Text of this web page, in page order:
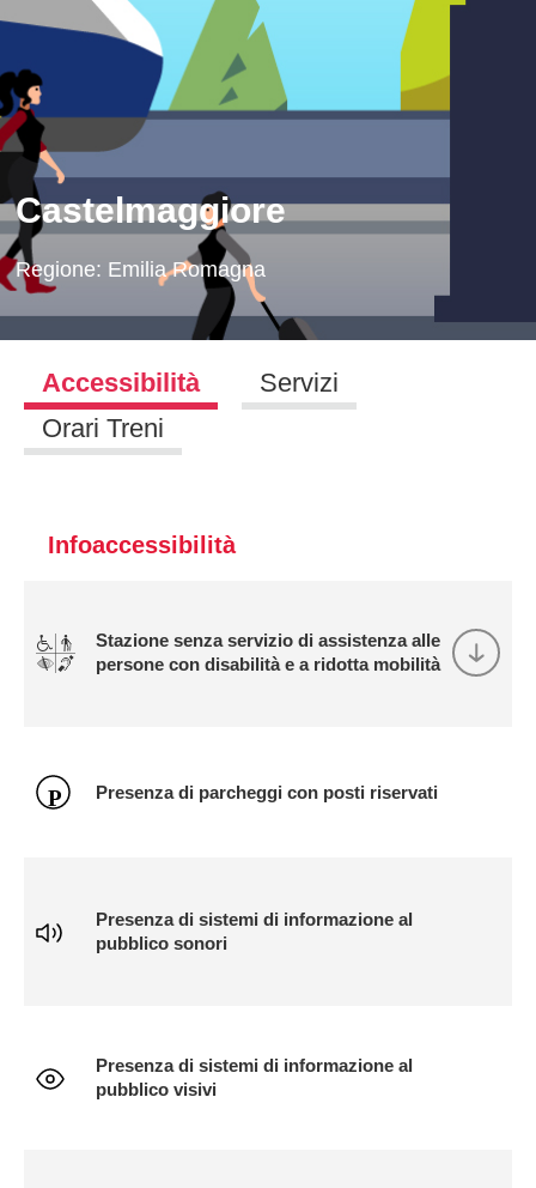
Castelmaggiore
Regione: Emilia Romagna
Accessibilità
Servizi
Orari Treni
Infoaccessibilità
Stazione senza servizio di assistenza alle
persone con disabilità e a ridotta mobilità
Presenza di parcheggi con posti riservati
Presenza di sistemi di informazione al
pubblico sonori
Presenza di sistemi di informazione al
pubblico visivi